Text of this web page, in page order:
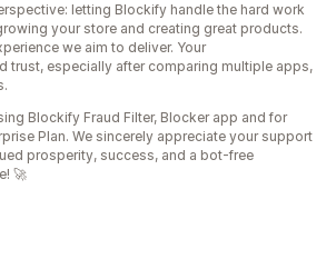
letting Blockify handle the hard work
your store and creating great products.
we aim to deliver. Your
trust, especially after comparing multiple apps,
Blockify Fraud Filter, Blocker app and for
Plan. We sincerely appreciate your support
prosperity, success, and a bot-free
🚀